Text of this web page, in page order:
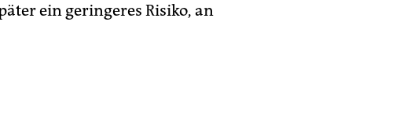
ein geringeres Risiko, an